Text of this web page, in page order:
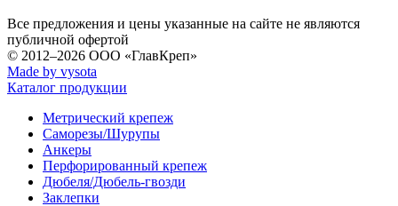
Все предложения и цены указанные на сайте не являются
публичной офертой
© 2012–2026 ООО «ГлавКреп»
Made by vysota
Каталог продукции
Метрический крепеж
Саморезы/Шурупы
Анкеры
Перфорированный крепеж
Дюбеля/Дюбель-гвозди
Заклепки